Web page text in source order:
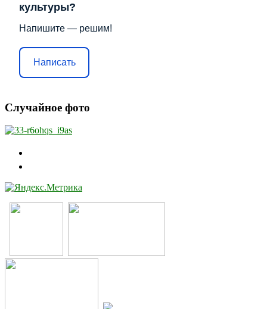
культуры?
Напишите — решим!
Написать
Случайное фото